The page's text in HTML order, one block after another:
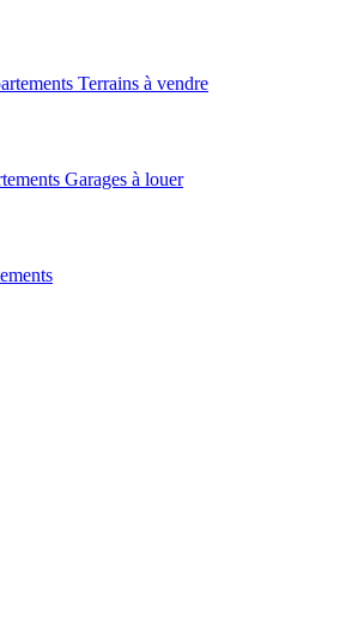
Terrains à vendre
Garages à louer